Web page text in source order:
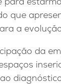
que
a
da